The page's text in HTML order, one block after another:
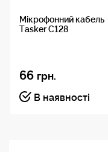
Мікрофонний кабель
Tasker C128
66 грн.
В наявності